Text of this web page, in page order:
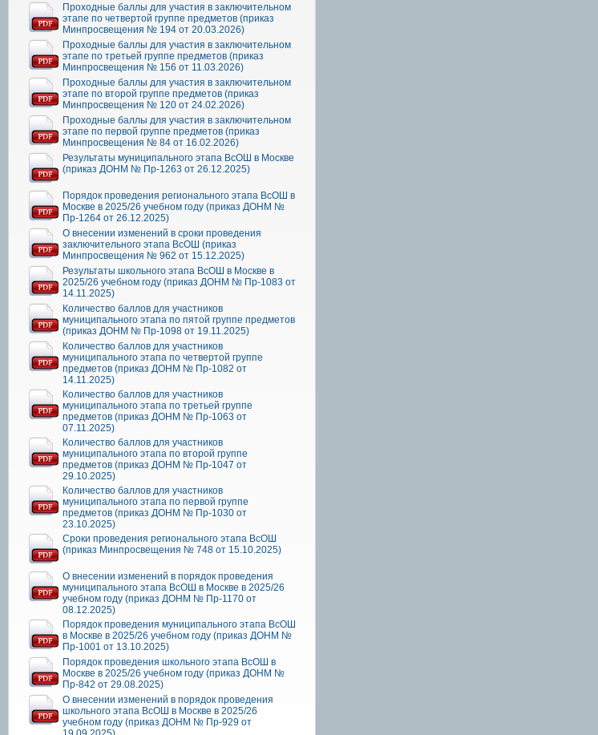
Проходные баллы для участия в заключительном
этапе по четвертой группе предметов (приказ
Минпросвещения № 194 от 20.03.2026)
Проходные баллы для участия в заключительном
этапе по третьей группе предметов (приказ
Минпросвещения № 156 от 11.03.2026)
Проходные баллы для участия в заключительном
этапе по второй группе предметов (приказ
Минпросвещения № 120 от 24.02.2026)
Проходные баллы для участия в заключительном
этапе по первой группе предметов (приказ
Минпросвещения № 84 от 16.02.2026)
Результаты муниципального этапа ВсОШ в Москве
(приказ ДОНМ № Пр-1263 от 26.12.2025)
Порядок проведения регионального этапа ВсОШ в
Москве в 2025/26 учебном году (приказ ДОНМ №
Пр-1264 от 26.12.2025)
О внесении изменений в сроки проведения
заключительного этапа ВсОШ (приказ
Минпросвещения № 962 от 15.12.2025)
Результаты школьного этапа ВсОШ в Москве в
2025/26 учебном году (приказ ДОНМ № Пр-1083 от
14.11.2025)
Количество баллов для участников
муниципального этапа по пятой группе предметов
(приказ ДОНМ № Пр-1098 от 19.11.2025)
Количество баллов для участников
муниципального этапа по четвертой группе
предметов (приказ ДОНМ № Пр-1082 от
14.11.2025)
Количество баллов для участников
муниципального этапа по третьей группе
предметов (приказ ДОНМ № Пр-1063 от
07.11.2025)
Количество баллов для участников
муниципального этапа по второй группе
предметов (приказ ДОНМ № Пр-1047 от
29.10.2025)
Количество баллов для участников
муниципального этапа по первой группе
предметов (приказ ДОНМ № Пр-1030 от
23.10.2025)
Сроки проведения регионального этапа ВсОШ
(приказ Минпросвещения № 748 от 15.10.2025)
О внесении изменений в порядок проведения
муниципального этапа ВсОШ в Москве в 2025/26
учебном году (приказ ДОНМ № Пр-1170 от
08.12.2025)
Порядок проведения муниципального этапа ВсОШ
в Москве в 2025/26 учебном году (приказ ДОНМ №
Пр-1001 от 13.10.2025)
Порядок проведения школьного этапа ВсОШ в
Москве в 2025/26 учебном году (приказ ДОНМ №
Пр-842 от 29.08.2025)
О внесении изменений в порядок проведения
школьного этапа ВсОШ в Москве в 2025/26
учебном году (приказ ДОНМ № Пр-929 от